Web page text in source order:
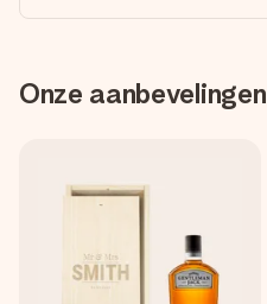
Onze aanbevelingen